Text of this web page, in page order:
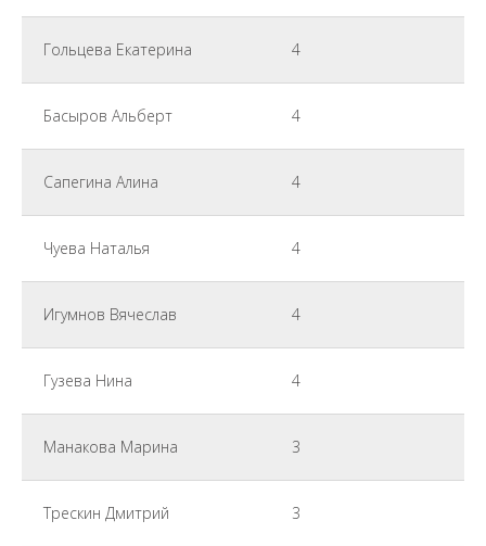
Гольцева Екатерина 4
Басыров Альберт 4
Сапегина Алина 4
Чуева Наталья 4
Игумнов Вячеслав 4
Гузева Нина 4
Манакова Марина 3
Трескин Дмитрий 3